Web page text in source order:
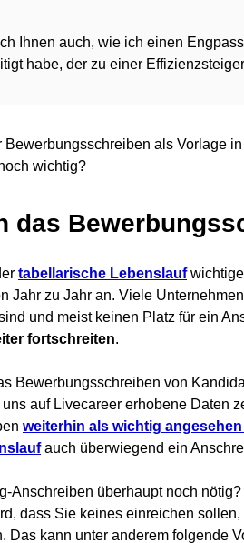
Ihnen auch, wie ich einen
habe, der zu einer
Bewerbungsschreiben als Vorlage
wichtig?
das
tabellarische Lebenslauf
Jahr zu Jahr an. Viele
und meist keinen Platz für ein
fortschreiten.
Bewerbungsschreiben von
uns auf Livecareer erhobene Daten
weiterhin als wichtig
auch überwiegend ein
Anschreiben überhaupt noch
dass Sie keines einreichen
Das kann unter anderem folgende